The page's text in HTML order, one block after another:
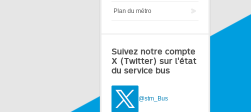
Plan du métro
Suivez notre compte
X (Twitter) sur l'état
du service bus
@stm_Bus